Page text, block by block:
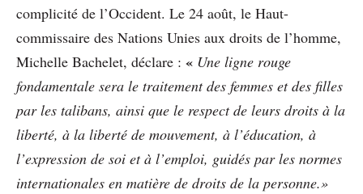
complicité de l’Occident. Le 24 août, le Haut-
commissaire des Nations Unies aux droits de l’homme,
Michelle Bachelet, déclare : « Une ligne rouge
fondamentale sera le traitement des femmes et des filles
par les talibans, ainsi que le respect de leurs droits à la
liberté, à la liberté de mouvement, à l’éducation, à
l’expression de soi et à l’emploi, guidés par les normes
internationales en matière de droits de la personne.»